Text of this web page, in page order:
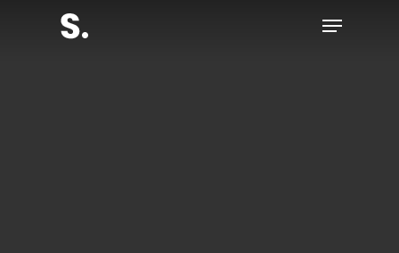
Menu